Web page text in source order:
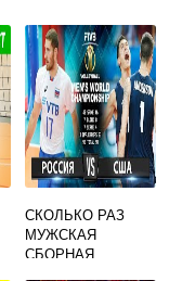
СКОЛЬКО РАЗ
МУЖСКАЯ
СБОРНАЯ